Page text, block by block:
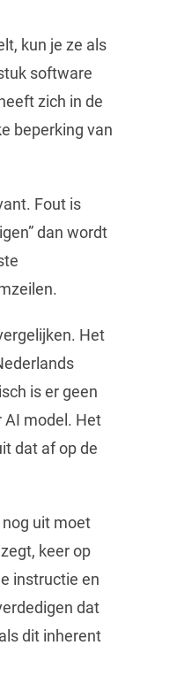
kun je ze als
software
zich in de
beperking van
Fout is
dan wordt
Het
is er geen
AI model. Het
dat af op de
uit moet
keer op
instructie en
dat
dit inherent